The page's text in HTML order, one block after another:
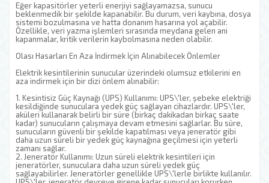
Eğer kapasitörler yeterli enerjiyi sağlayamazsa, sunucu
beklenmedik bir şekilde kapanabilir. Bu durum, veri kaybına, dosya
sistemi bozulmasına ve hatta donanım hasarına yol açabilir.
Özellikle, veri yazma işlemleri sırasında meydana gelen ani
kapanmalar, kritik verilerin kaybolmasına neden olabilir.
Olası Hasarları En Aza İndirmek İçin Alınabilecek Önlemler
Elektrik kesintilerinin sunucular üzerindeki olumsuz etkilerini en
aza indirmek için bir dizi önlem alınabilir:
1. Kesintisiz Güç Kaynağı (UPS) Kullanımı: UPS\'ler, şebeke elektriği
kesildiğinde sunuculara yedek güç sağlayan cihazlardır. UPS\'ler,
aküleri kullanarak belirli bir süre (birkaç dakikadan birkaç saate
kadar) sunucuların çalışmaya devam etmesini sağlarlar. Bu süre,
sunucuların güvenli bir şekilde kapatılması veya jeneratör gibi
daha uzun süreli bir yedek güç kaynağına geçilmesi için yeterli
zamanı sağlar.
2. Jeneratör Kullanımı: Uzun süreli elektrik kesintileri için
jeneratörler, sunuculara daha uzun süreli yedek güç
sağlayabilirler. Jeneratörler genellikle UPS\'lerle birlikte kullanılır.